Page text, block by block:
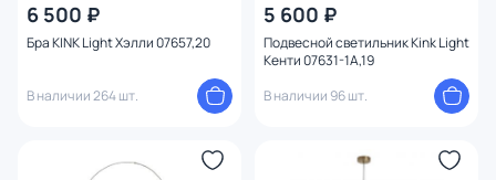
6 500 ₽
Бра KINK Light Хэлли 07657,20
В наличии 264 шт.
5 600 ₽
Подвесной светильник Kink Light
Кенти 07631-1A,19
В наличии 96 шт.